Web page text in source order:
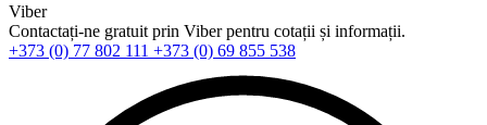
Viber
Contactați-ne gratuit prin Viber pentru cotații și informații.
+373 (0) 77 802 111 +373 (0) 69 855 538